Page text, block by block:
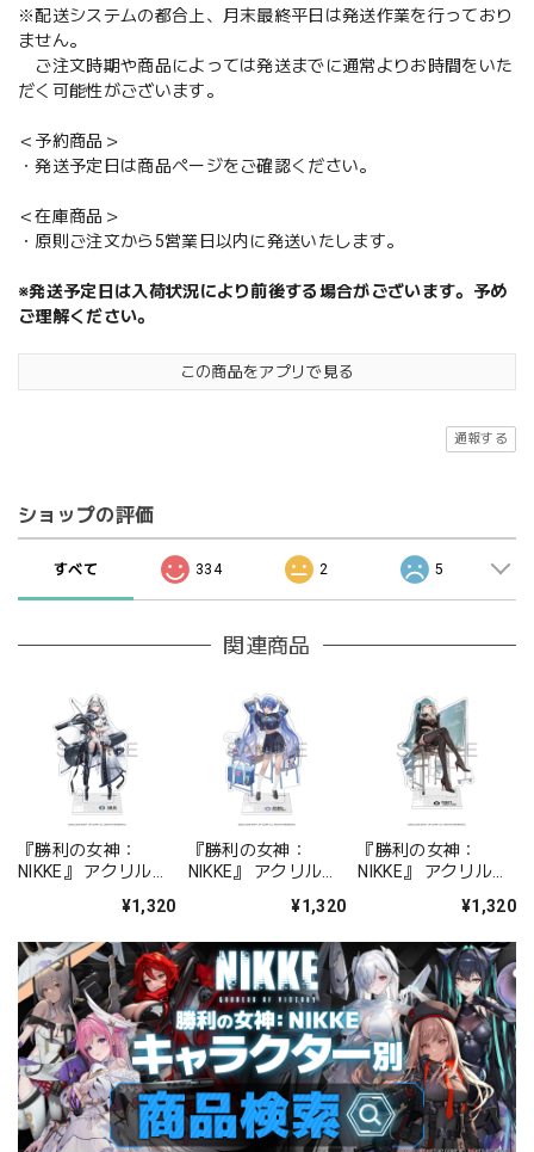
※配送システムの都合上、月末最終平日は発送作業を行っており
ません。
ご注文時期や商品によっては発送までに通常よりお時間をいた
だく可能性がございます。
＜予約商品＞
・発送予定日は商品ページをご確認ください。
＜在庫商品＞
・原則ご注文から5営業日以内に発送いたします。
※発送予定日は入荷状況により前後する場合がございます。予め
ご理解ください。
この商品をアプリで見る
通報する
ショップの評価
すべて 334 2 5
関連商品
『勝利の女神：
NIKKE』 アクリルス
¥1,320
『勝利の女神：
NIKKE』 アクリルス
ォーチュンメイト
¥1,320
『勝利の女神：
NIKKE』 アクリルス
シャープレッスン
¥1,320